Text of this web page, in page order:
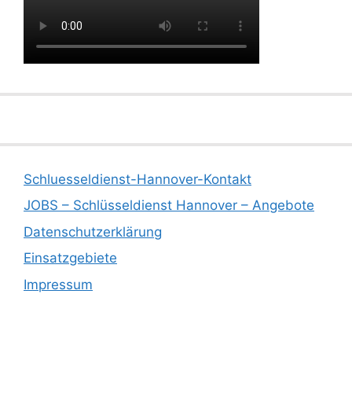
Schluesseldienst-Hannover-Kontakt
JOBS – Schlüsseldienst Hannover – Angebote
Datenschutzerklärung
Einsatzgebiete
Impressum